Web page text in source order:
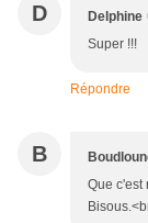
D Delphine
Super !!!
Répondre
B
Que c'est